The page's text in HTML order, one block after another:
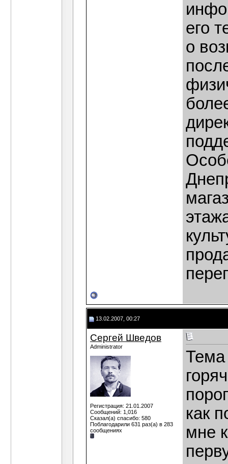
его
о
13.02.2007, 00:27
Сергей Шведов
Administrator
Регистрация: 21.01.2007
Сообщений: 1,016
Сказал(а) спасибо: 580
Поблагодарили 631 раз(а) в 283
сообщениях
Тема
как
мне